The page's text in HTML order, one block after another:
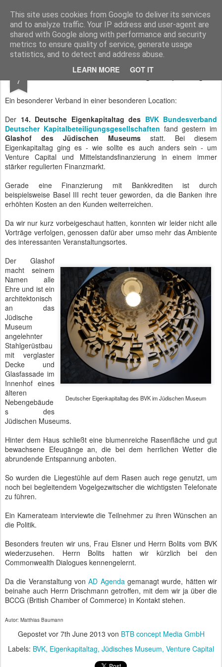
This site uses cookies from Google to deliver its services
and to analyze traffic. Your IP address and user-agent are
shared with Google along with performance and security
metrics to ensure quality of service, generate usage
statistics, and to detect and address abuse.
LEARN MORE GOT IT
BTB concept Media GmbH Presseberichte zu Bundespolitik, Diplomatie, Sicherheitspolitik, Wirtschaft, Fahrzeugtechnik und IT - Pressedienst, Fachartikel, Bildredaktion, O-Ton-Videos
7 BVK - 14. Deutscher Eigenkapitaltag
Ein besonderer Verband in einer besonderen Location:
Der 14. Deutsche Eigenkapitaltag des BVK Bundesverband
Deutscher Kapitalbeteiligungsgesellschaften fand gestern im
Glashof des Jüdischen Museums statt. Bei diesem
Eigenkapitaltag ging es - wie sollte es auch anders sein - um
Venture Capital und Mittelstandsfinanzierung in einem immer
stärker regulierten Finanzmarkt.
Gerade eine Finanzierung mit Bankkrediten ist durch
beispielsweise Basel III recht teuer geworden, da die Banken ihre
erhöhten Kosten an den Kunden weiterreichen.
Da wir nur kurz vorbeigeschaut hatten, konnten wir leider nicht alle
Vorträge verfolgen, genossen dafür aber umso mehr das Ambiente
des interessanten Veranstaltungsortes.
Deutscher Eigenkapitaltag des BVK im Jüdischen Museum
Der Glashof
macht seinem
Namen alle
Ehre und ist ein
architektonisch
an das
Jüdische
Museum
angelehnter
Stahlgerüstbau
mit verglaster
Decke und
Glasfassade im
Innenhof eines
älteren
Nebengebäude
s des
Jüdischen Museums.
Hinter dem Haus schließt eine blumenreiche Rasenfläche und gut
bewachsene Efeugänge an, die bei dem herrlichen Wetter die
abrundende Entspannung anboten.
So wurden die Liegestühle auf dem Rasen auch rege genutzt, um
noch bei begleitendem Vogelgezwitscher die wichtigsten Telefonate
zu führen.
Ein Kamerateam interviewte die Teilnehmer zu ihren Wünschen an
die Politik.
Besonders freuten wir uns, Frau Elsner und Herrn Bolits vom BVK
wiederzusehen. Herrn Bolits hatten wir kürzlich bei den
Commonwealth Dialogues kennengelernt.
Da die Veranstaltung vonAD Agendagemanagt wurde, hätten wir
beinahe auch Herrn Drischmann getroffen, mit dem wir ja über die
BCCG (British Chamber of Commerce) in Kontakt stehen.
Autor: Matthias Baumann
Gepostet vor 7th June 2013 von BTB concept Media GmbH
Labels: BVK Eigenkapitaltag Jüdisches Museum Venture Capital